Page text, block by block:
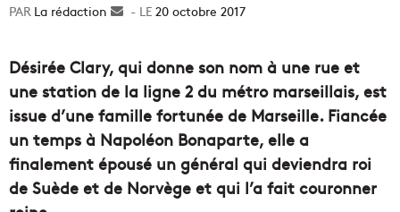
La rédaction
Envoyer20 octobre 2017
Désirée Clary, qui donne son nom à une rue et
une station de la ligne 2 du métro marseillais, est
issue d’une famille fortunée de Marseille. Fiancée
un temps à Napoléon Bonaparte, elle a
finalement épousé un général qui deviendra roi
de Suède et de Norvège et qui l’a fait couronner